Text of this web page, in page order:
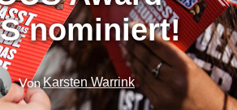
nominiert!
Von Karsten Warrink